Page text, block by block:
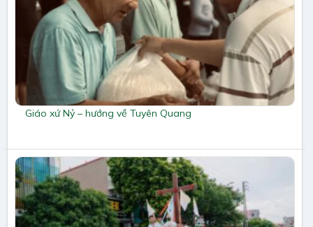
Giáo xứ Nỷ – hướng về Tuyên Quang